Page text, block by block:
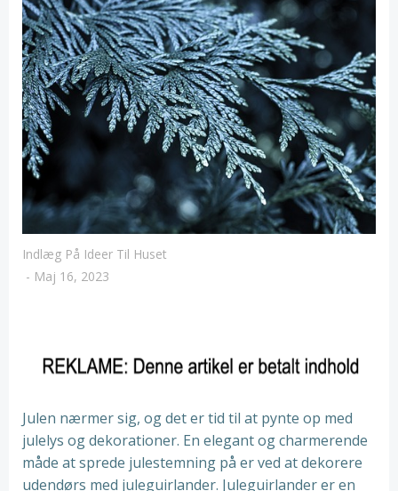
Indlæg På Ideer Til Huset
- Maj 16, 2023
Julen nærmer sig, og det er tid til at pynte op med
julelys og dekorationer. En elegant og charmerende
måde at sprede julestemning på er ved at dekorere
udendørs med juleguirlander. Juleguirlander er en